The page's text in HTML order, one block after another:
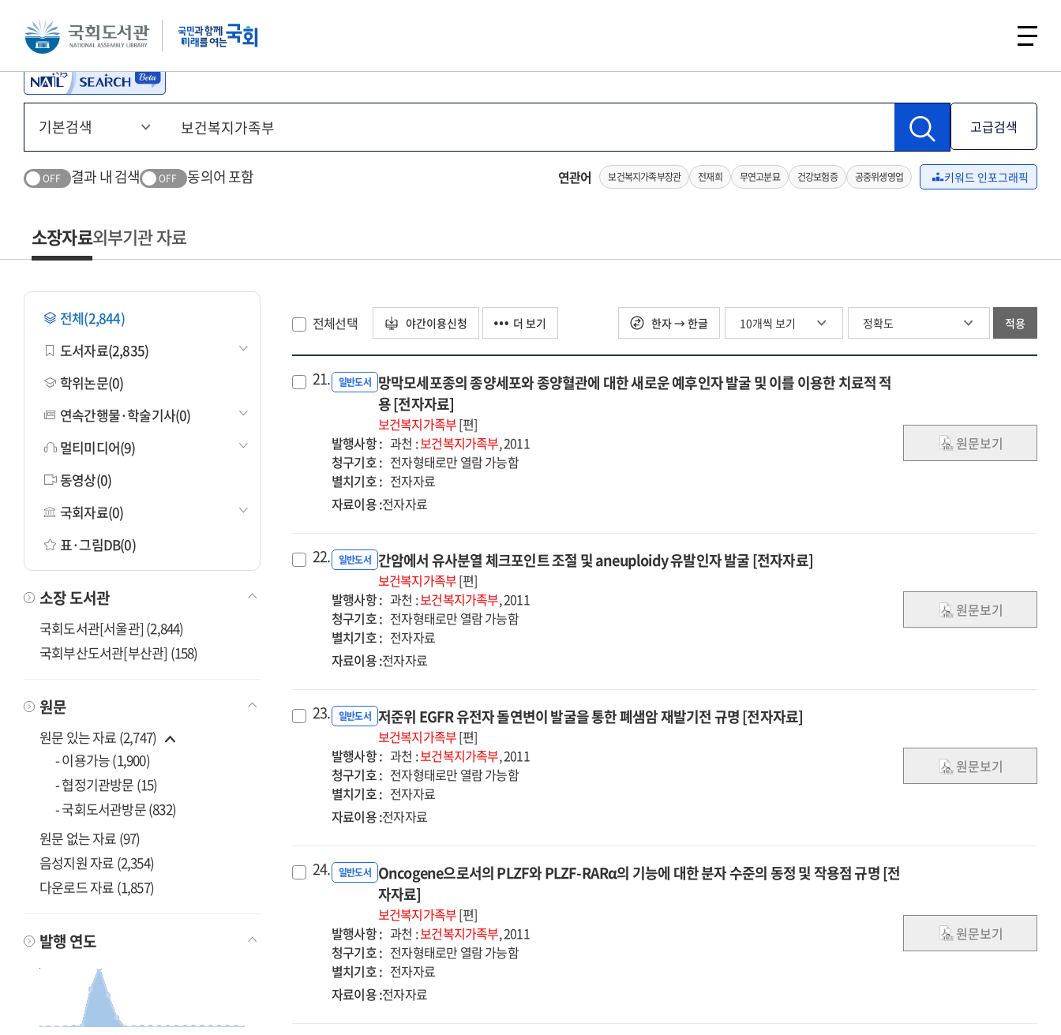
본문 바로가기 주메뉴 바로가기
고급검색
OFF 결과 내 검색 OFF 동의어 포함 연관어 보건복지가족부장관 전재희 무연고분묘 건강보험증 공중위생영업 키워드 인포그래픽
소장자료외부기관 자료
전체(2,844)
도서자료(2,835)
학위논문(0)
연속간행물·학술기사(0)
멀티미디어(9)
동영상(0)
국회자료(0)
표·그림DB(0)
소장 도서관
국회도서관[서울관] (2,844)
국회부산도서관[부산관] (158)
원문
원문 있는 자료 (2,747)
- 이용가능 (1,900)
- 협정기관방문 (15)
- 국회도서관방문 (832)
원문 없는 자료 (97)
음성지원 자료 (2,354)
다운로드 자료 (1,857)
발행 연도
전체선택 야간이용신청 더 보기 한자 → 한글 적용
21. 일반도서 망막모세포종의 종양세포와 종양혈관에 대한 새로운 예후인자 발굴 및 이를 이용한 치료적 적
용 [전자자료]
보건복지가족부[편]
발행사항 : 과천 :보건복지가족부, 2011
청구기호 : 전자형태로만 열람 가능함
별치기호 : 전자자료
자료이용 :전자자료
원문보기
22. 일반도서 간암에서 유사분열 체크포인트 조절 및 aneuploidy 유발인자 발굴 [전자자료]
보건복지가족부[편]
발행사항 : 과천 :보건복지가족부, 2011
청구기호 : 전자형태로만 열람 가능함
별치기호 : 전자자료
자료이용 :전자자료
원문보기
23. 일반도서 저준위 EGFR 유전자 돌연변이 발굴을 통한 폐샘암 재발기전 규명 [전자자료]
보건복지가족부[편]
발행사항 : 과천 :보건복지가족부, 2011
청구기호 : 전자형태로만 열람 가능함
별치기호 : 전자자료
자료이용 :전자자료
원문보기
24. 일반도서 Oncogene으로서의 PLZF와 PLZF-RARα의 기능에 대한 분자 수준의 동정 및 작용점 규명 [전
자자료]
보건복지가족부[편]
발행사항 : 과천 :보건복지가족부, 2011
청구기호 : 전자형태로만 열람 가능함
별치기호 : 전자자료
자료이용 :전자자료
원문보기